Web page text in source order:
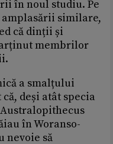
în noul studiu. Pe
amplasării similare,
că dinții și
membrilor
a smalțului
deși atât specia
în Woranso-
nevoie să